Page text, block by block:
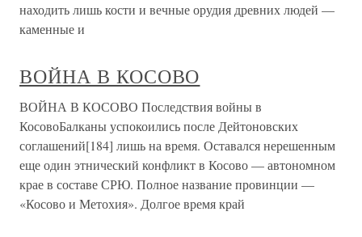
находить лишь кости и вечные орудия древних людей —
каменные и
ВОЙНА В КОСОВО
ВОЙНА В КОСОВО Последствия войны в
КосовоБалканы успокоились после Дейтоновских
соглашений[184] лишь на время. Оставался нерешенным
еще один этнический конфликт в Косово — автономном
крае в составе СРЮ. Полное название провинции —
«Косово и Метохия». Долгое время край